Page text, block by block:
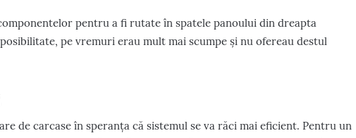
pentru a fi rutate în spatele panoului din dreapta
pe vremuri erau mult mai scumpe și nu ofereau destul
de carcase în speranța că sistemul se va răci mai eficient. Pentru un